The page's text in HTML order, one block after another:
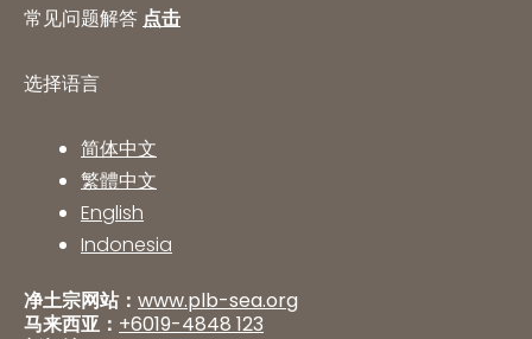
常见问题解答 点击
选择语言
简体中文
繁體中文
English
Indonesia
净土宗网站： www.plb-sea.org
马来西亚： +6019-4848 123